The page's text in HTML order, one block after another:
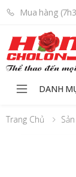
Mua hàng
DANH
Trang Chủ